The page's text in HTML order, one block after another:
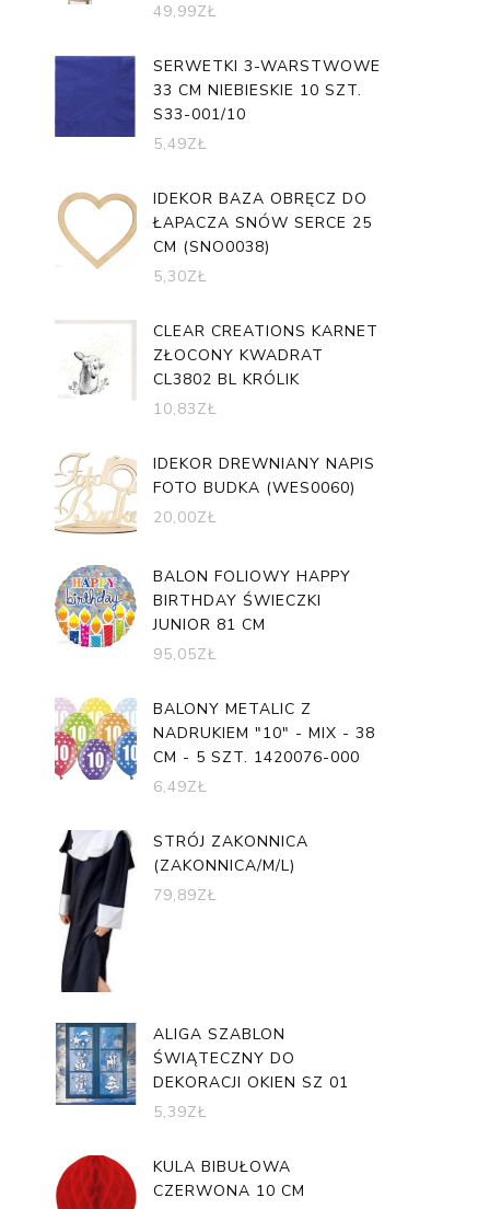
49,99ZŁ
SERWETKI 3-WARSTWOWE
33 CM NIEBIESKIE 10 SZT.
S33-001/10
5,49ZŁ
IDEKOR BAZA OBRĘCZ DO
ŁAPACZA SNÓW SERCE 25
CM (SNO0038)
5,30ZŁ
CLEAR CREATIONS KARNET
ZŁOCONY KWADRAT
CL3802 BL KRÓLIK
10,83ZŁ
IDEKOR DREWNIANY NAPIS
FOTO BUDKA (WES0060)
20,00ZŁ
BALON FOLIOWY HAPPY
BIRTHDAY ŚWIECZKI
JUNIOR 81 CM
95,05ZŁ
BALONY METALIC Z
NADRUKIEM "10" - MIX - 38
CM - 5 SZT. 1420076-000
6,49ZŁ
STRÓJ ZAKONNICA
(ZAKONNICA/M/L)
79,89ZŁ
ALIGA SZABLON
ŚWIĄTECZNY DO
DEKORACJI OKIEN SZ 01
5,39ZŁ
KULA BIBUŁOWA
CZERWONA 10 CM